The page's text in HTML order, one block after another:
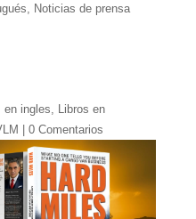
, Noticias de prensa
en ingles, Libros en
0 Comentarios